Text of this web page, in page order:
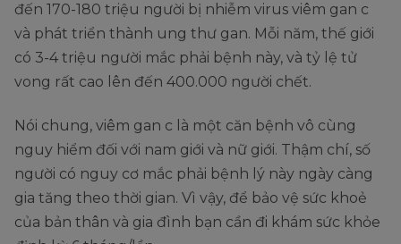
đến 170-180 triệu người bị nhiễm virus viêm gan c
và phát triển thành ung thư gan. Mỗi năm, thế giới
có 3-4 triệu người mắc phải bệnh này, và tỷ lệ tử
vong rất cao lên đến 400.000 người chết.
Nói chung, viêm gan c là một căn bệnh vô cùng
nguy hiểm đối với nam giới và nữ giới. Thậm chí, số
người có nguy cơ mắc phải bệnh lý này ngày càng
gia tăng theo thời gian. Vì vậy, để bảo vệ sức khoẻ
của bản thân và gia đình bạn cần đi khám sức khỏe